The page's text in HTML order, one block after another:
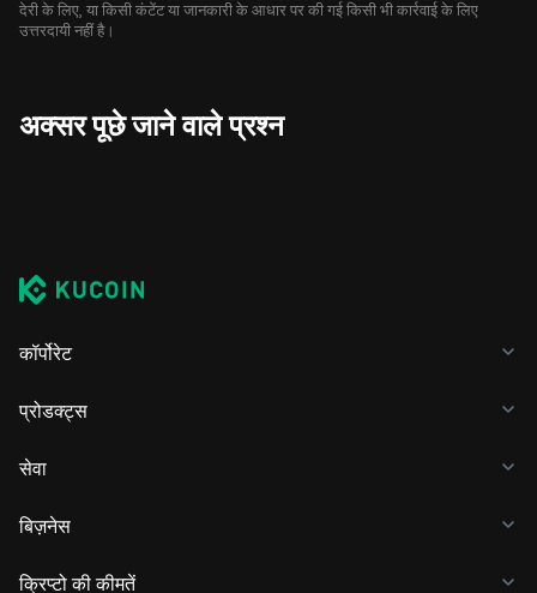
देरी के लिए, या किसी कंटेंट या जानकारी के आधार पर की गई किसी भी कार्रवाई के लिए
उत्तरदायी नहीं है।
अक्सर पूछे जाने वाले प्रश्न
कॉर्पोरेट
प्रोडक्ट्स
सेवा
बिज़नेस
क्रिप्टो की कीमतें